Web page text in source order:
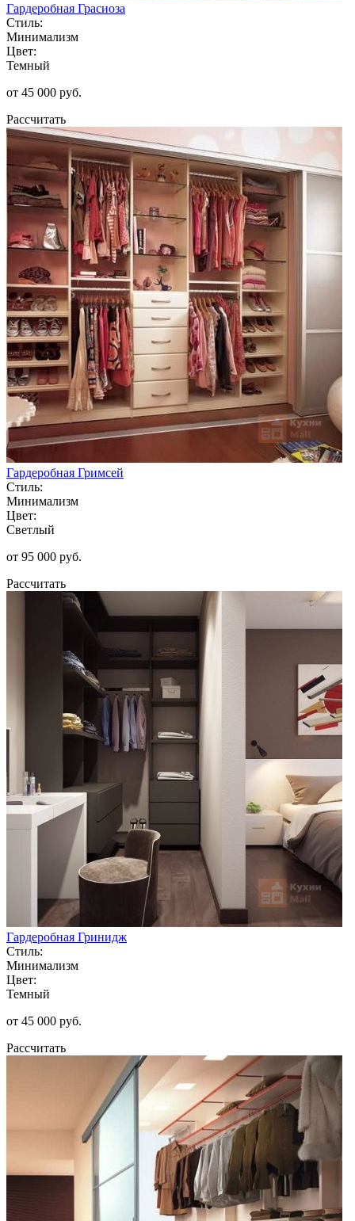
Гардеробная Грасиоза
Стиль:
Минимализм
Цвет:
Темный
от 45 000 руб.
Рассчитать
Гардеробная Гримсей
Стиль:
Минимализм
Цвет:
Светлый
от 95 000 руб.
Рассчитать
Гардеробная Гринидж
Стиль:
Минимализм
Цвет:
Темный
от 45 000 руб.
Рассчитать